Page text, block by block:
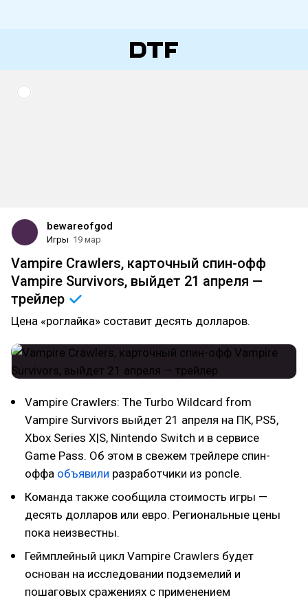
bewareofgod
Игры 19 мар
Vampire Crawlers, карточный спин-офф
Vampire Survivors, выйдет 21 апреля —
трейлер
Цена «роглайка» составит десять долларов.
Vampire Crawlers: The Turbo Wildcard from
Vampire Survivors выйдет 21 апреля на ПК, PS5,
Xbox Series X|S, Nintendo Switch и в сервисе
Game Pass. Об этом в свежем трейлере спин-
оффа объявили разработчики из poncle.
Команда также сообщила стоимость игры —
десять долларов или евро. Региональные цены
пока неизвестны.
Геймплейный цикл Vampire Crawlers будет
основан на исследовании подземелий и
пошаговых сражениях с применением